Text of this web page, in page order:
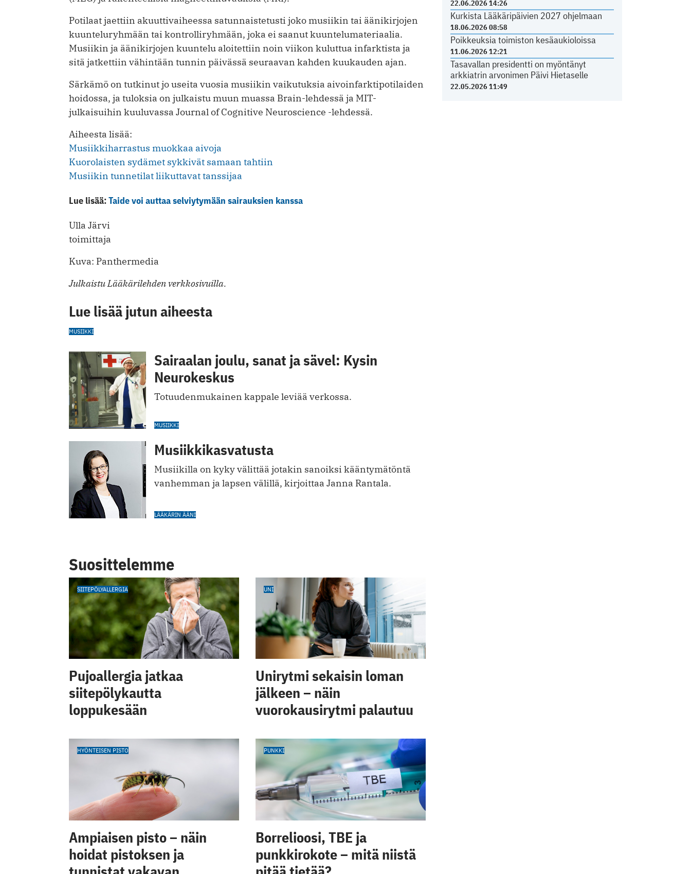
22.06.2026 14:26
Kurkista Lääkäripäivien 2027 ohjelmaan
18.06.2026 08:58
Poikkeuksia toimiston kesäaukioloissa
11.06.2026 12:21
Tasavallan presidentti on myöntänyt
arkkiatrin arvonimen Päivi Hietaselle
22.05.2026 11:49
Potilaat jaettiin akuuttivaiheessa satunnaistetusti joko musiikin tai äänikirjojen
kuunteluryhmään tai kontrolliryhmään, joka ei saanut kuuntelumateriaalia.
Musiikin ja äänikirjojen kuuntelu aloitettiin noin viikon kuluttua infarktista ja
sitä jatkettiin vähintään tunnin päivässä seuraavan kahden kuukauden ajan.
Särkämö on tutkinut jo useita vuosia musiikin vaikutuksia aivoinfarktipotilaiden
hoidossa, ja tuloksia on julkaistu muun muassa Brain-lehdessä ja MIT-
julkaisuihin kuuluvassa Journal of Cognitive Neuroscience -lehdessä.
Aiheesta lisää:
Musiikkiharrastus muokkaa aivoja
Kuorolaisten sydämet sykkivät samaan tahtiin
Musiikin tunnetilat liikuttavat tanssijaa
Lue lisää:Taide voi auttaa selviytymään sairauksien kanssa
Ulla Järvi
toimittaja
Kuva: Panthermedia
Julkaistu Lääkärilehden verkkosivuilla.
Lue lisää jutun aiheesta
MUSIIKKI
Sairaalan joulu, sanat ja sävel: Kysin
Neurokeskus
Totuudenmukainen kappale leviää verkossa.
MUSIIKKI
Musiikkikasvatusta
Musiikilla on kyky välittää jotakin sanoiksi kääntymätöntä
vanhemman ja lapsen välillä, kirjoittaa Janna Rantala.
LÄÄKÄRIN ÄÄNI
Suosittelemme
SIITEPÖLYALLERGIA
Pujoallergia jatkaa
siitepölykautta
loppukesään
UNI
Unirytmi sekaisin loman
jälkeen – näin
vuorokausirytmi palautuu
HYÖNTEISEN PISTO
Ampiaisen pisto – näin
hoidat pistoksen ja
PUNKKI
Borrelioosi, TBE ja
punkkirokote – mitä niistä